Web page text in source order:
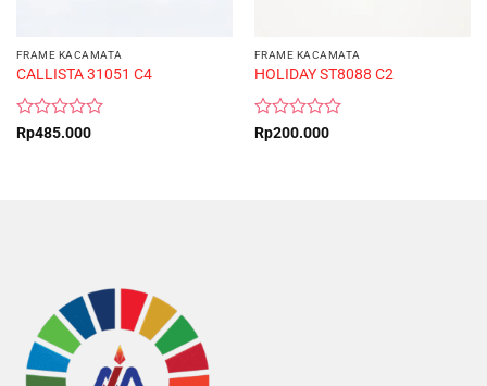
FRAME KACAMATA
CALLISTA 31051 C4
Rated
Rp485.000
FRAME KACAMATA
HOLIDAY ST8088 C2
Rated
Rp200.000